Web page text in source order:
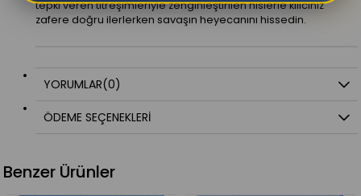
tepki veren titreşimleriyle zenginleştirilen hislerle kılıcınız
zafere doğru ilerlerken savaşın heyecanını hissedin.
YORUMLAR(0)
ÖDEME SEÇENEKLERI
Benzer Ürünler